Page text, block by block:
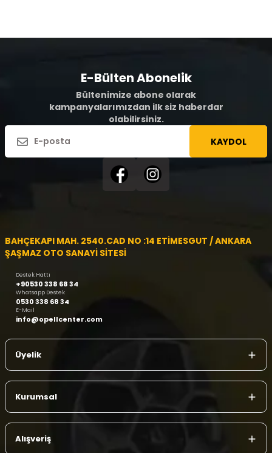
E-Bülten Abonelik
Bültenimize abone olarak
kampanyalarımızdan ilk siz haberdar
olabilirsiniz.
KAYDOL
BAHÇEKAPI MAH. 2540.CAD NO :14 ETİMESGUT / ANKARA
ŞAŞMAZ OTO SANAYİ SİTESİ
Destek Hattı
+90530 338 68 34
Whatsapp Destek
0530 338 68 34
E-Mail
info@opellcenter.com
Üyelik
Kurumsal
Alışveriş